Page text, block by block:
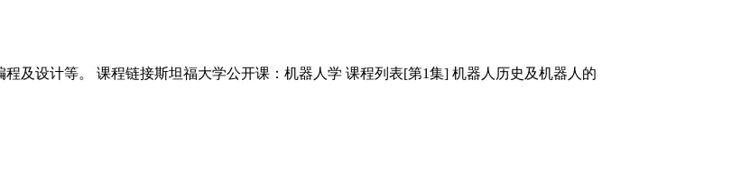
及设计等。 课程链接斯坦福大学公开课：机器人学 课程列表[第1集] 机器人历史及机器人的